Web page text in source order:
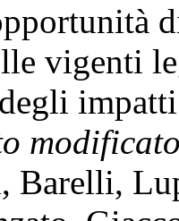
vigenti
, Barelli,